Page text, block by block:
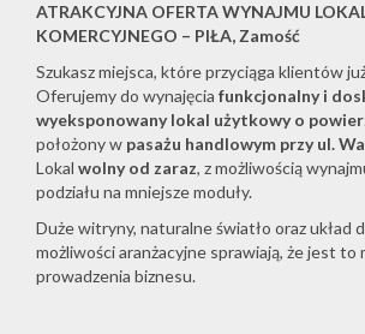
ATRAKCYJNA OFERTA WYNAJMU
KOMERCYJNEGO – PIŁA, Zamość
Szukasz miejsca, które przyciąga klientów
Oferujemy do wynajęcia funkcjonalny i
wyeksponowany lokal użytkowy o
położony w pasażu handlowym przy ul.
Lokal wolny od zaraz, z możliwością
podziału na mniejsze moduły.
Duże witryny, naturalne światło oraz układ
możliwości aranżacyjne sprawiają, że jest to
prowadzenia biznesu.